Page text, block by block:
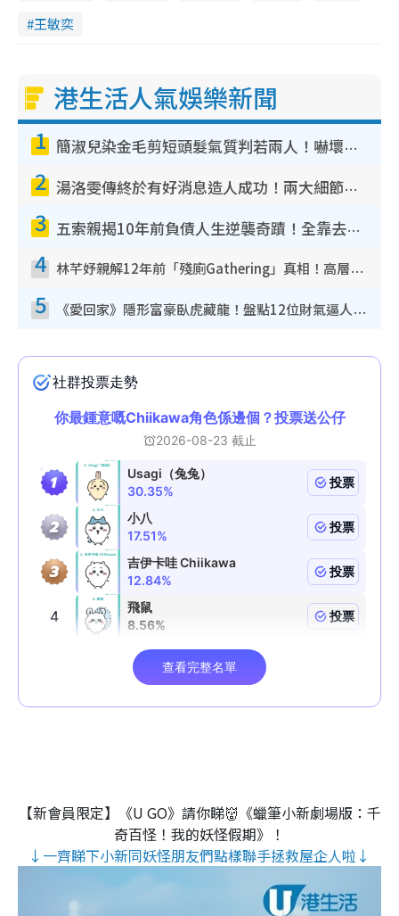
王敏奕
港生活人氣娛樂新聞
1 簡淑兒染金毛剪短頭髮氣質判若兩人！嚇壞老公麥大力都認唔出：「你做咩事？」
2 湯洛雯傳終於有好消息造人成功！兩大細節曝孕味極濃惹猜測：大肚婆先會咁！
3 五索親揭10年前負債人生逆襲奇蹟！全靠去一地方轉運後即遇上馬先生
4 林芊妤親解12年前「殘廁Gathering」真相！高層解約一句話重創尊嚴至今拒返TVB
5 《愛回家》隱形富豪臥虎藏龍！盤點12位財氣逼人的有錢藝人：呢位靚女3億身家唔憂做
【新會員限定】《U GO》請你睇👹《蠟筆小新劇場版：千
奇百怪！我的妖怪假期》！
↓一齊睇下小新同妖怪朋友們點樣聯手拯救屋企人啦↓